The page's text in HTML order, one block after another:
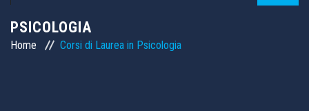
HOME
PSICOLOGIA
Home Corsi di Laurea in Psicologia